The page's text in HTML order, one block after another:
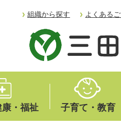
組織から探す よくある
康・福祉 子育て・教育